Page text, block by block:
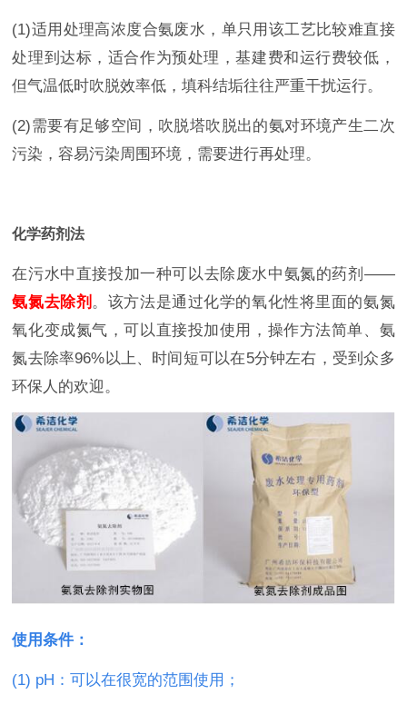
(1)适用处理高浓度合氨废水，单只用该工艺比较难直接
处理到达标，适合作为预处理，基建费和运行费较低，
但气温低时吹脱效率低，填科结垢往往严重干扰运行。
(2)需要有足够空间，吹脱塔吹脱出的氨对环境产生二次
污染，容易污染周围环境，需要进行再处理。
化学药剂法
在污水中直接投加一种可以去除废水中氨氮的药剂——
氨氮去除剂 。该方法是通过化学的氧化性将里面的氨氮
氧化变成氮气，可以直接投加使用，操作方法简单、氨
氮去除率96%以上、时间短可以在5分钟左右，受到众多
环保人的欢迎。
使用条件：
(1) pH：可以在很宽的范围使用；